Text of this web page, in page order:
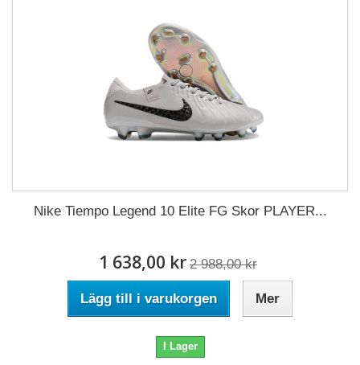
Nike Tiempo Legend 10 Elite FG Skor PLAYER...
1 638,00 kr 2 988,00 kr
Lägg till i varukorgen Mer
I Lager